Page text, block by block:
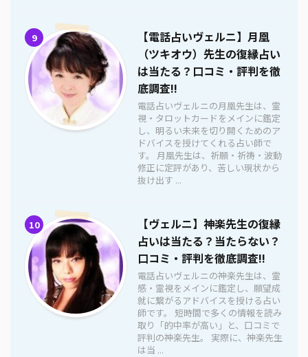
9
【電話占いヴェルニ】月凰
（ツキオウ）先生の復縁占い
は当たる？口コミ・評判を徹
底調査!!
電話占いヴェルニの月凰先生は、霊
視・タロットカードをメインに鑑定
し、明るい未来を切り開くためのア
ドバイスを授けてくれる占い師で
す。 月凰先生は、祈願・祈祷・波動
修正に定評があり、苦しい現状から
抜け出す ...
10
【ヴェルニ】神楽先生の復縁
占いは当たる？当たらない？
口コミ・評判を徹底調査!!
電話占いヴェルニの神楽先生は、霊
感・霊視をメインに鑑定し、願望成
就に繋がるアドバイスを授ける占い
師です。 短時間で多くの情報を読み
取り「的中率が高い」と、口コミで
評判の神楽先生。 実際に、神楽先生
は当 ...